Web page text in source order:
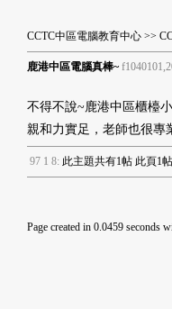
CCTC中區電腦教育中心 >>
鹿港中區電腦真棒~
不得不說~鹿港中區櫃檯
親和力實足，老師也很專
97 1 8: 此主題共有1帖 此頁1
Page created in 0.0459 seconds